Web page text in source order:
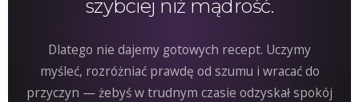
szybciej niż mądrość.
Dlatego nie dajemy gotowych recept. Uczymy
myśleć, rozróżniać prawdę od szumu i wracać do
przyczyn — żebyś w trudnym czasie odzyskał spokój